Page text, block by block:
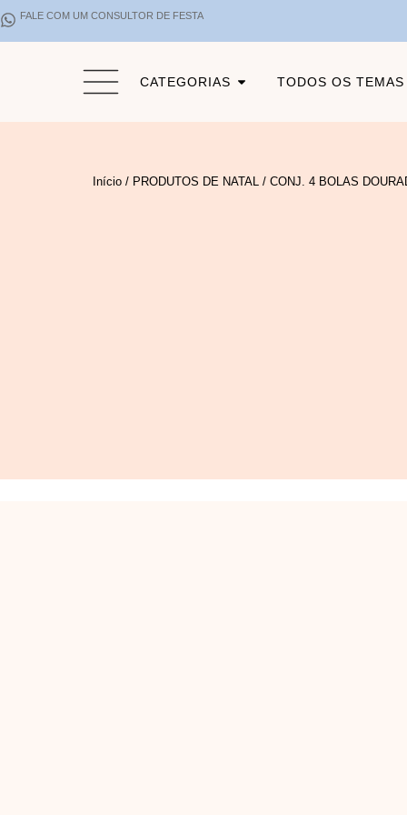
FALE COM UM CONSULTOR DE FESTA
CATEGORIAS TODOS OS TEMAS
Início / PRODUTOS DE NATAL / CONJ. 4 BOLAS